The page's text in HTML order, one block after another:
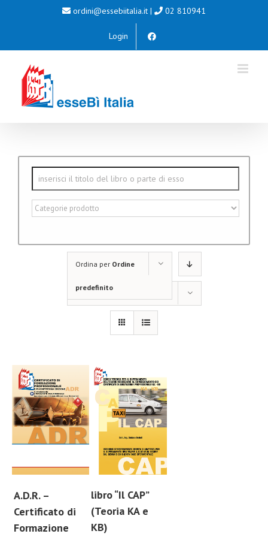
ordini@essebiitalia.it | 02 810941
Login
Ordina per Ordine
predefinito
Mostra
A.D.R. –
Certificato di
Formazione
libro “Il CAP”
(Teoria KA e
KB)